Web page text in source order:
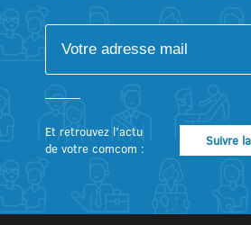
Et retrouvez l’actu
de votre comcom :
Suivre